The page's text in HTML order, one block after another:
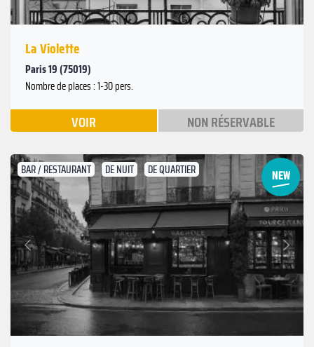
La Violette
Paris 19 (75019)
Nombre de places : 1-30 pers.
VOIR NON RÉSERVABLE
BAR / RESTAURANT DE NUIT DE QUARTIER
Précédent
Suivant